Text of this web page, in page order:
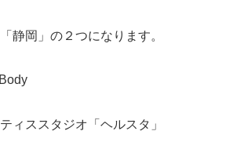
静岡」の２つになります。
ィススタジオ「ヘルスタ」